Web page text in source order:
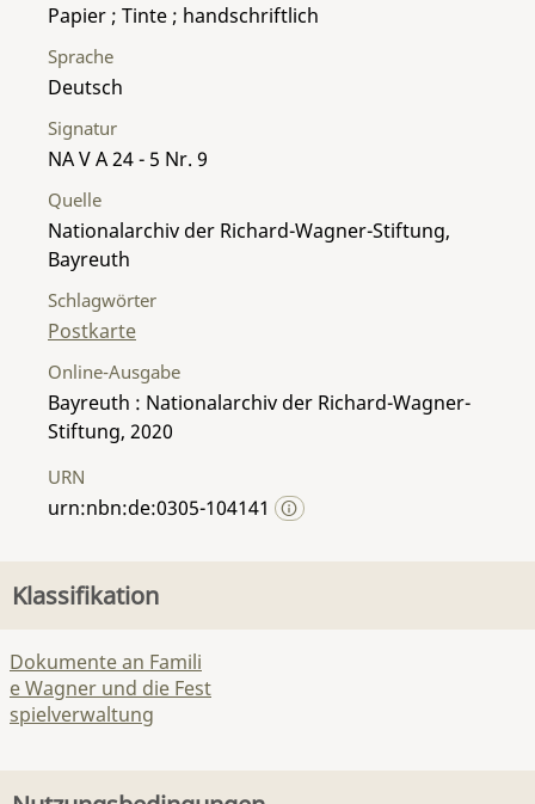
Papier ; Tinte ; handschriftlich
Sprache
Deutsch
Signatur
NA V A 24 - 5 Nr. 9
Quelle
Nationalarchiv der Richard-Wagner-Stiftung,
Bayreuth
Schlagwörter
Postkarte
Online-Ausgabe
Bayreuth : Nationalarchiv der Richard-Wagner-
Stiftung, 2020
URN
urn:nbn:de:0305-104141
Klassifikation
Dokumente an Famili
e Wagner und die Fest
spielverwaltung